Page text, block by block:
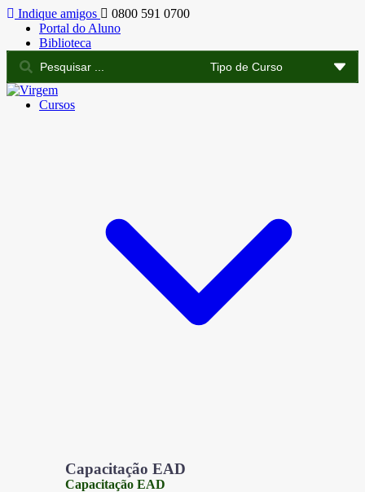
Indique amigos
0800 591 0700
Portal do Aluno
Biblioteca
Cursos
Capacitação EAD
Capacitação EAD